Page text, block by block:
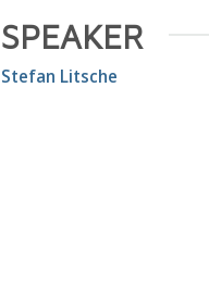
SPEAKER
Stefan Litsche